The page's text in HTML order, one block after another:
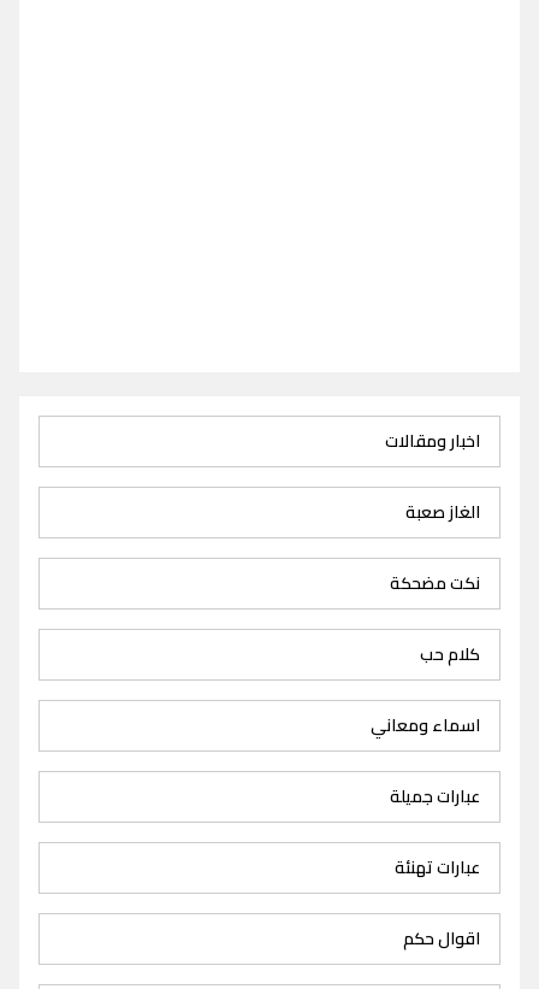
اخبار ومقالات
الغاز صعبة
نكت مضحكة
كلام حب
اسماء ومعاني
عبارات جميلة
عبارات تهنئة
اقوال حكم